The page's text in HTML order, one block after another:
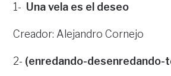
1- Una vela es el deseo
Creador: Alejandro Cornejo
2- (enredando-desenredando-